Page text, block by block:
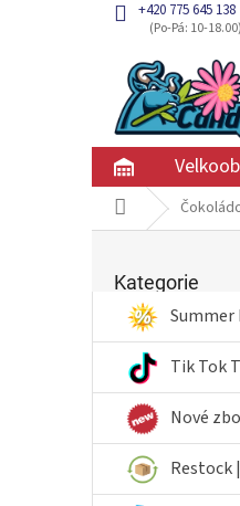
+420 775 645 138
Domů
r
n
í
kategorie
Kategorie
Summer
Tik Tok
Nové
Restock